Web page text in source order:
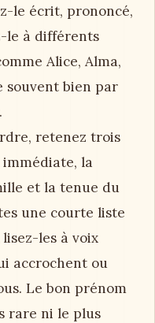
le écrit, prononcé,
le à différents
Alice, Alma,
souvent bien par
retenez trois
immédiate, la
et la tenue du
une courte liste
les à voix
accrochent ou
Le bon prénom
rare ni le plus